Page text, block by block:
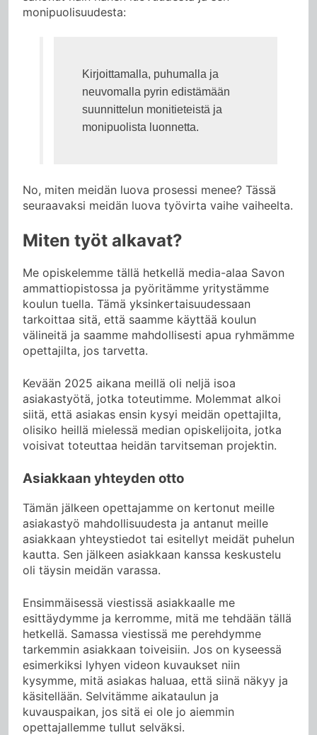
monipuolisuudesta:
Kirjoittamalla, puhumalla ja
neuvomalla pyrin edistämään
suunnittelun monitieteistä ja
monipuolista luonnetta.
No, miten meidän luova prosessi menee? Tässä
seuraavaksi meidän luova työvirta vaihe vaiheelta.
Miten työt alkavat?
Me opiskelemme tällä hetkellä media-alaa Savon
ammattiopistossa ja pyöritämme yritystämme
koulun tuella. Tämä yksinkertaisuudessaan
tarkoittaa sitä, että saamme käyttää koulun
välineitä ja saamme mahdollisesti apua ryhmämme
opettajilta, jos tarvetta.
Kevään 2025 aikana meillä oli neljä isoa
asiakastyötä, jotka toteutimme. Molemmat alkoi
siitä, että asiakas ensin kysyi meidän opettajilta,
olisiko heillä mielessä median opiskelijoita, jotka
voisivat toteuttaa heidän tarvitseman projektin.
Asiakkaan yhteyden otto
Tämän jälkeen opettajamme on kertonut meille
asiakastyö mahdollisuudesta ja antanut meille
asiakkaan yhteystiedot tai esitellyt meidät puhelun
kautta. Sen jälkeen asiakkaan kanssa keskustelu
oli täysin meidän varassa.
Ensimmäisessä viestissä asiakkaalle me
esittäydymme ja kerromme, mitä me tehdään tällä
hetkellä. Samassa viestissä me perehdymme
tarkemmin asiakkaan toiveisiin. Jos on kyseessä
esimerkiksi lyhyen videon kuvaukset niin
kysymme, mitä asiakas haluaa, että siinä näkyy ja
käsitellään. Selvitämme aikataulun ja
kuvauspaikan, jos sitä ei ole jo aiemmin
opettajallemme tullut selväksi.